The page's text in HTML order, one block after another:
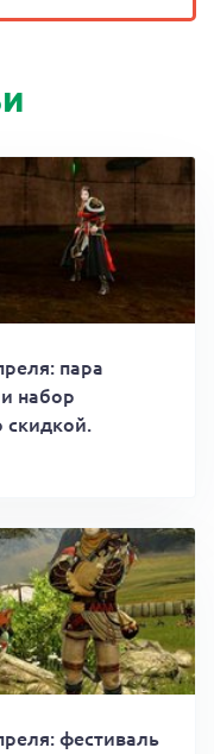
пара
набор
скидкой.
фестиваль